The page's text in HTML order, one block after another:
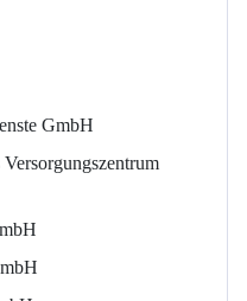
GmbH